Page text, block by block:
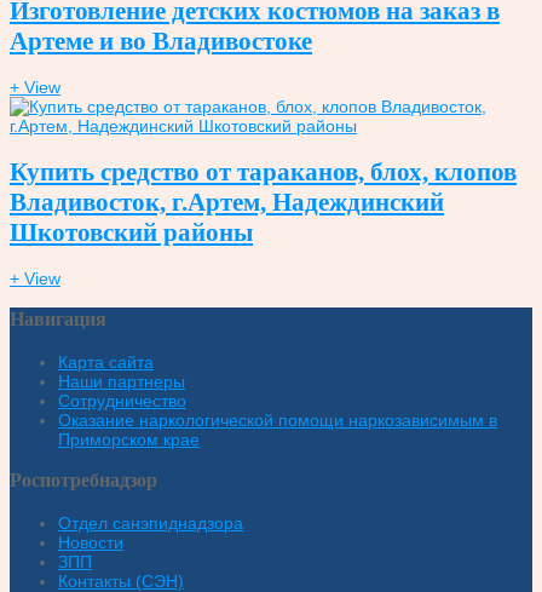
Изготовление детских костюмов на заказ в
Артеме и во Владивостоке
+ View
Купить средство от тараканов, блох, клопов
Владивосток, г.Артем, Надеждинский
Шкотовский районы
+ View
Навигация
Карта сайта
Наши партнеры
Сотрудничество
Оказание наркологической помощи наркозависимым в
Приморском крае
Роспотребнадзор
Отдел санэпиднадзора
Новости
ЗПП
Контакты (СЭН)